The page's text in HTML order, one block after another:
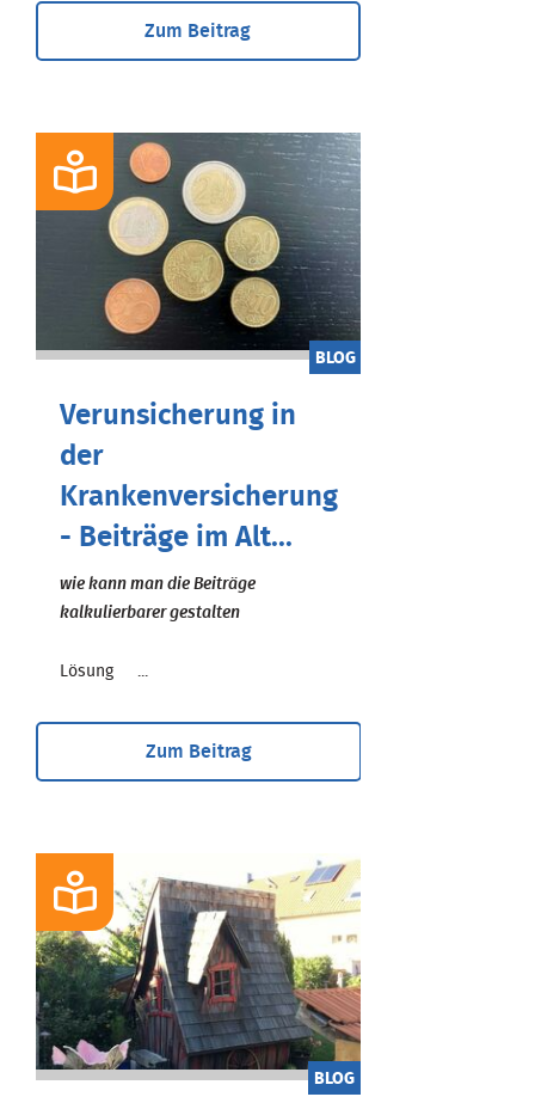
Zum Beitrag
BLOG
Verunsicherung in
der
Krankenversicherung
- Beiträge im Alt...
wie kann man die Beiträge
kalkulierbarer gestalten
Lösung ...
Zum Beitrag
BLOG